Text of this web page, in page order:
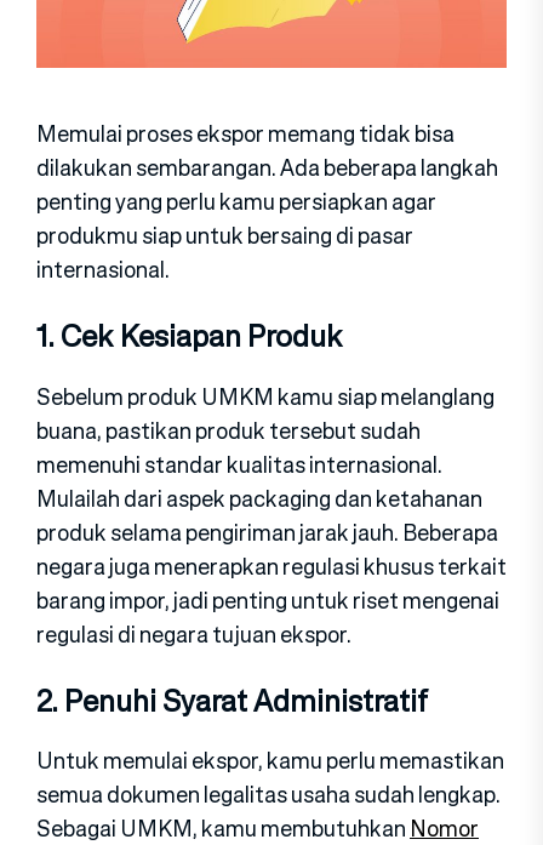
Memulai proses ekspor memang tidak bisa
dilakukan sembarangan. Ada beberapa langkah
penting yang perlu kamu persiapkan agar
produkmu siap untuk bersaing di pasar
internasional.
1. Cek Kesiapan Produk
Sebelum produk UMKM kamu siap melanglang
buana, pastikan produk tersebut sudah
memenuhi standar kualitas internasional.
Mulailah dari aspek packaging dan ketahanan
produk selama pengiriman jarak jauh. Beberapa
negara juga menerapkan regulasi khusus terkait
barang impor, jadi penting untuk riset mengenai
regulasi di negara tujuan ekspor.
2. Penuhi Syarat Administratif
Untuk memulai ekspor, kamu perlu memastikan
semua dokumen legalitas usaha sudah lengkap.
Sebagai UMKM, kamu membutuhkan Nomor